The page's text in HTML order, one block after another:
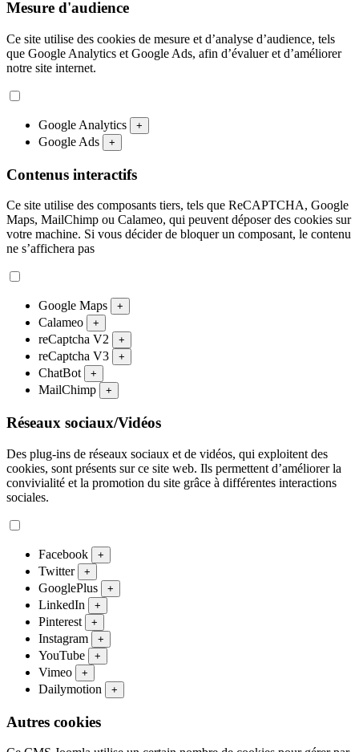
Mesure d'audience
Ce site utilise des cookies de mesure et d’analyse d’audience, tels
que Google Analytics et Google Ads, afin d’évaluer et d’améliorer
notre site internet.
Google Analytics +
Google Ads +
Contenus interactifs
Ce site utilise des composants tiers, tels que ReCAPTCHA, Google
Maps, MailChimp ou Calameo, qui peuvent déposer des cookies sur
votre machine. Si vous décider de bloquer un composant, le contenu
ne s’affichera pas
Google Maps +
Calameo +
reCaptcha V2 +
reCaptcha V3 +
ChatBot +
MailChimp +
Réseaux sociaux/Vidéos
Des plug-ins de réseaux sociaux et de vidéos, qui exploitent des
cookies, sont présents sur ce site web. Ils permettent d’améliorer la
convivialité et la promotion du site grâce à différentes interactions
sociales.
Facebook +
Twitter +
GooglePlus +
LinkedIn +
Pinterest +
Instagram +
YouTube +
Vimeo +
Dailymotion +
Autres cookies